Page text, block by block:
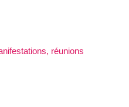
réunions